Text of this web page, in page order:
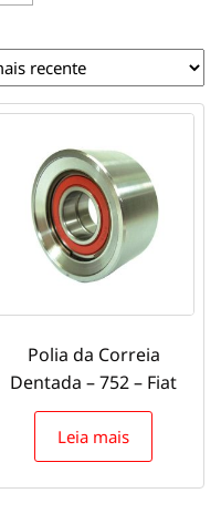
Polia da Correia
Dentada – 752 – Fiat
Leia mais